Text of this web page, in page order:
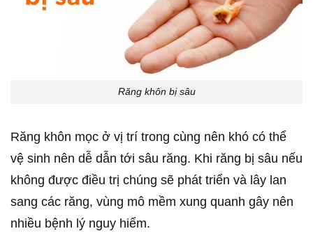
Răng khôn bị sâu
Răng khôn mọc ở vị trí trong cùng nên khó có thể
vệ sinh nên dễ dẫn tới sâu răng. Khi răng bị sâu nếu
không được điều trị chúng sẽ phát triển và lây lan
sang các răng, vùng mô mềm xung quanh gây nên
nhiều bệnh lý nguy hiểm.